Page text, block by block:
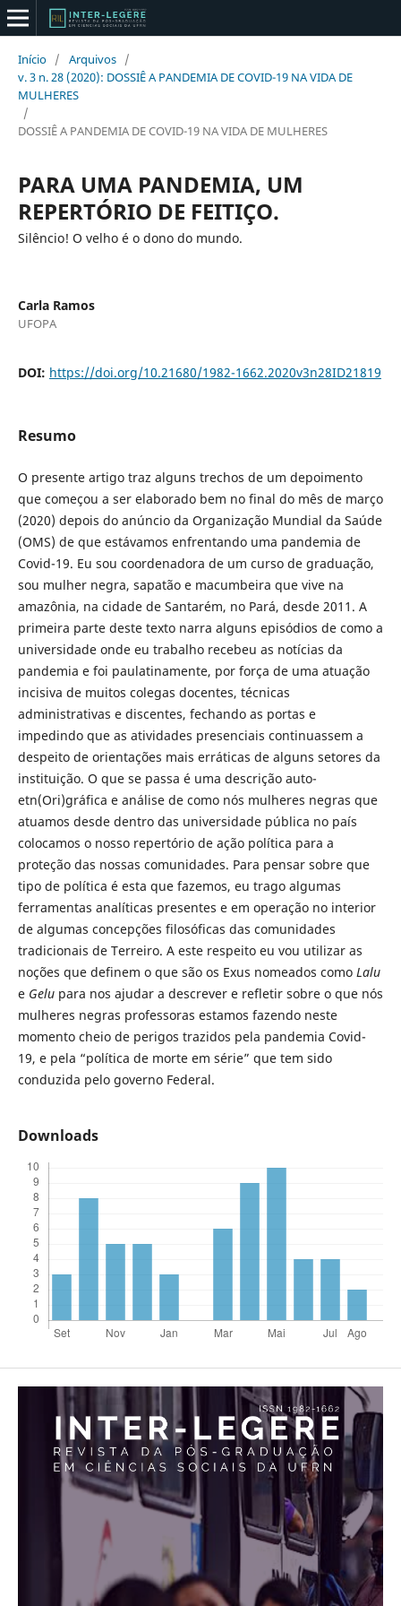
Início / Arquivos /
v. 3 n. 28 (2020): DOSSIÊ A PANDEMIA DE COVID-19 NA VIDA DE
MULHERES
/
DOSSIÊ A PANDEMIA DE COVID-19 NA VIDA DE MULHERES
PARA UMA PANDEMIA, UM
REPERTÓRIO DE FEITIÇO.
Silêncio! O velho é o dono do mundo.
Carla Ramos
UFOPA
DOI: https://doi.org/10.21680/1982-1662.2020v3n28ID21819
Resumo
O presente artigo traz alguns trechos de um depoimento
que começou a ser elaborado bem no final do mês de março
(2020) depois do anúncio da Organização Mundial da Saúde
(OMS) de que estávamos enfrentando uma pandemia de
Covid-19. Eu sou coordenadora de um curso de graduação,
sou mulher negra, sapatão e macumbeira que vive na
amazônia, na cidade de Santarém, no Pará, desde 2011. A
primeira parte deste texto narra alguns episódios de como a
universidade onde eu trabalho recebeu as notícias da
pandemia e foi paulatinamente, por força de uma atuação
incisiva de muitos colegas docentes, técnicas
administrativas e discentes, fechando as portas e
impedindo que as atividades presenciais continuassem a
despeito de orientações mais erráticas de alguns setores da
instituição. O que se passa é uma descrição auto-
etn(Ori)gráfica e análise de como nós mulheres negras que
atuamos desde dentro das universidade pública no país
colocamos o nosso repertório de ação política para a
proteção das nossas comunidades. Para pensar sobre que
tipo de política é esta que fazemos, eu trago algumas
ferramentas analíticas presentes e em operação no interior
de algumas concepções filosóficas das comunidades
tradicionais de Terreiro. A este respeito eu vou utilizar as
noções que definem o que são os Exus nomeados como Lalu
e Gelupara nos ajudar a descrever e refletir sobre o que nós
mulheres negras professoras estamos fazendo neste
momento cheio de perigos trazidos pela pandemia Covid-
19, e pela “política de morte em série” que tem sido
conduzida pelo governo Federal.
Downloads